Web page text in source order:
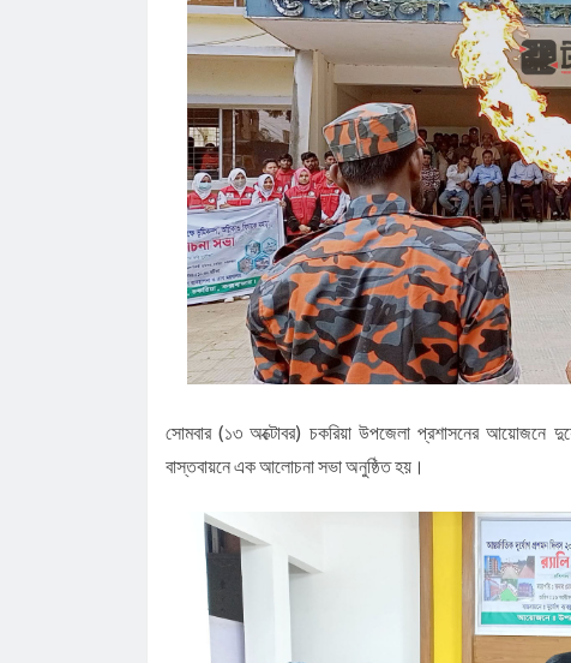
সোমবার (১৩ অক্টোবর) চকরিয়া উপজেলা প্রশাসনের আয়োজনে
বাস্তবায়নে এক আলোচনা সভা অনুষ্ঠিত হয়।